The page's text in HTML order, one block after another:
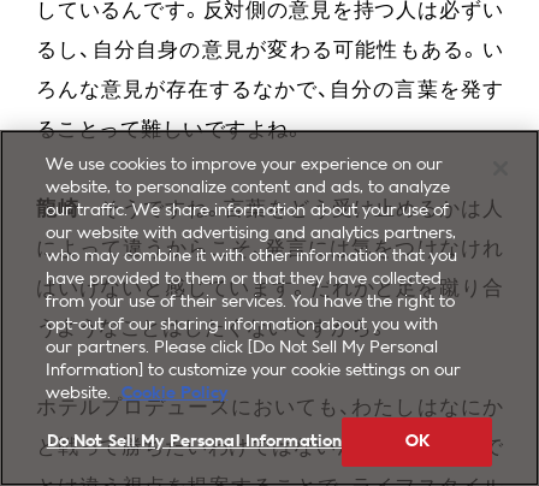
しているんです。反対側の意見を持つ人は必ずい
るし、自分自身の意見が変わる可能性もある。い
ろんな意見が存在するなかで、自分の言葉を発す
ることって難しいですよね。
龍崎そうですね。言葉をどう受け止めるかは人
によって違うからこそ、発言には気をつけなけれ
ばいけないと感じています。だれかと足を蹴り合
うようなことはしたくないですから。
ホテルプロデュースにおいても、わたしはなにか
と戦って勝ちたいわけではないんです。いままで
We use cookies to improve your experience on our
website, to personalize content and ads, to analyze
our traffic. We share information about your use of
our website with advertising and analytics partners,
who may combine it with other information that you
have provided to them or that they have collected
from your use of their services. You have the right to
opt-out of our sharing information about you with
our partners. Please click [Do Not Sell My Personal
Information] to customize your cookie settings on our
website.
Cookie Policy
Do Not Sell My Personal Information OK